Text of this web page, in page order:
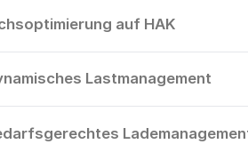
auf HAK
Lastmanagement